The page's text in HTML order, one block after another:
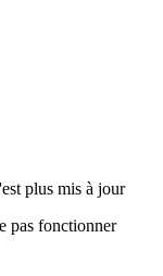
plus mis à jour
pas fonctionner